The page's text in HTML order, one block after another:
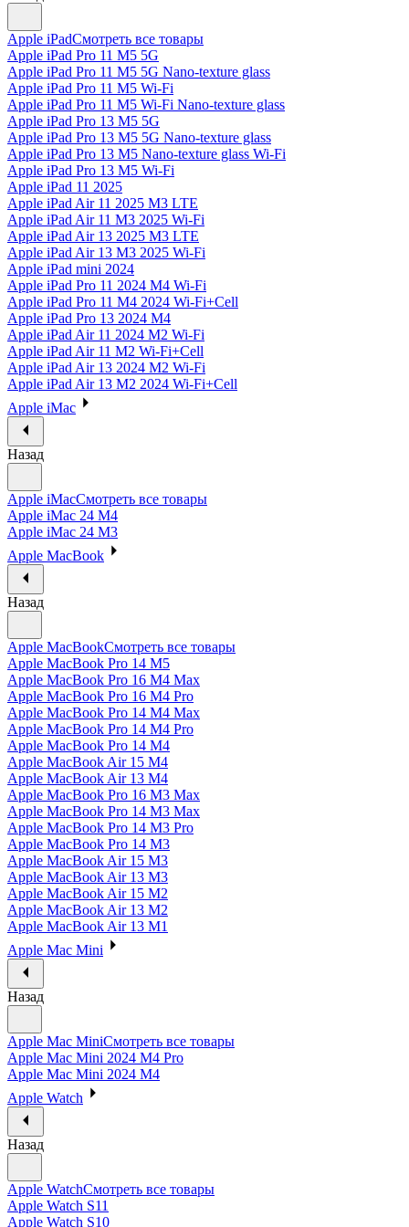
Apple iPadСмотреть все товары
Apple iPad Pro 11 M5 5G
Apple iPad Pro 11 M5 5G Nano-texture glass
Apple iPad Pro 11 M5 Wi-Fi
Apple iPad Pro 11 M5 Wi-Fi Nano-texture glass
Apple iPad Pro 13 M5 5G
Apple iPad Pro 13 M5 5G Nano-texture glass
Apple iPad Pro 13 M5 Nano-texture glass Wi-Fi
Apple iPad Pro 13 M5 Wi-Fi
Apple iPad 11 2025
Apple iPad Air 11 2025 M3 LTE
Apple iPad Air 11 M3 2025 Wi-Fi
Apple iPad Air 13 2025 M3 LTE
Apple iPad Air 13 M3 2025 Wi-Fi
Apple iPad mini 2024
Apple iPad Pro 11 2024 M4 Wi-Fi
Apple iPad Pro 11 M4 2024 Wi-Fi+Cell
Apple iPad Pro 13 2024 M4
Apple iPad Air 11 2024 M2 Wi-Fi
Apple iPad Air 11 M2 Wi-Fi+Cell
Apple iPad Air 13 2024 M2 Wi-Fi
Apple iPad Air 13 M2 2024 Wi-Fi+Cell
Apple iMac
Назад
Apple iMacСмотреть все товары
Apple iMac 24 M4
Apple iMac 24 M3
Apple MacBook
Назад
Apple MacBookСмотреть все товары
Apple MacBook Pro 14 M5
Apple MacBook Pro 16 M4 Max
Apple MacBook Pro 16 M4 Pro
Apple MacBook Pro 14 M4 Max
Apple MacBook Pro 14 M4 Pro
Apple MacBook Pro 14 M4
Apple MacBook Air 15 M4
Apple MacBook Air 13 M4
Apple MacBook Pro 16 M3 Max
Apple MacBook Pro 14 M3 Max
Apple MacBook Pro 14 M3 Pro
Apple MacBook Pro 14 M3
Apple MacBook Air 15 M3
Apple MacBook Air 13 M3
Apple MacBook Air 15 M2
Apple MacBook Air 13 M2
Apple MacBook Air 13 M1
Apple Mac Mini
Назад
Apple Mac MiniСмотреть все товары
Apple Mac Mini 2024 M4 Pro
Apple Mac Mini 2024 M4
Apple Watch
Назад
Apple WatchСмотреть все товары
Apple Watch S11
Apple Watch S10